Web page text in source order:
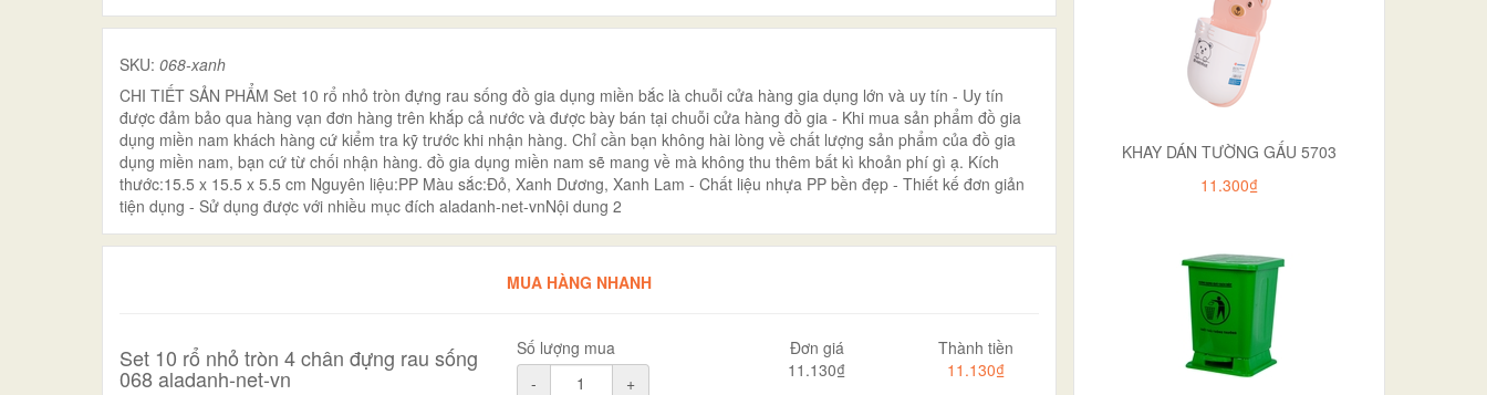
SKU: 068-xanh
CHI TIẾT SẢN PHẨM Set 10 rổ nhỏ tròn đựng rau sống đồ gia dụng miền bắc là chuỗi cửa hàng gia dụng lớn và uy tín - Uy tín
được đảm bảo qua hàng vạn đơn hàng trên khắp cả nước và được bày bán tại chuỗi cửa hàng đồ gia - Khi mua sản phẩm đồ gia
dụng miền nam khách hàng cứ kiểm tra kỹ trước khi nhận hàng. Chỉ cần bạn không hài lòng về chất lượng sản phẩm của đồ gia
dụng miền nam, bạn cứ từ chối nhận hàng. đồ gia dụng miền nam sẽ mang về mà không thu thêm bất kì khoản phí gì ạ. Kích
thước:15.5 x 15.5 x 5.5 cm Nguyên liệu:PP Màu sắc:Đỏ, Xanh Dương, Xanh Lam - Chất liệu nhựa PP bền đẹp - Thiết kế đơn giản
tiện dụng - Sử dụng được với nhiều mục đích aladanh-net-vnNội dung 2
MUA HÀNG NHANH
Set 10 rổ nhỏ tròn 4 chân đựng rau sống
068 aladanh-net-vn
Số lượng mua
-
+
Đơn giá
11.130₫
Thành tiền
11.130₫
KHAY DÁN TƯỜNG GẤU 5703
11.300₫